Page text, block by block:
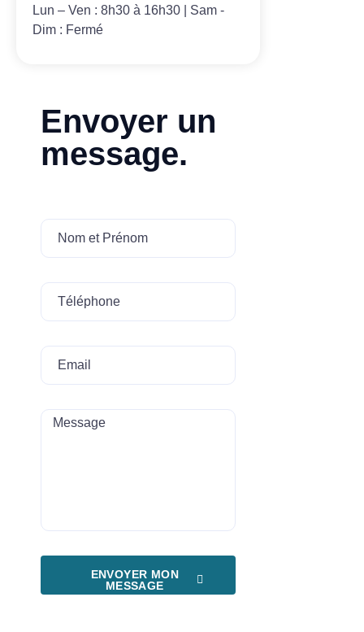
Lun – Ven : 8h30 à 16h30 | Sam -
Dim : Fermé
Envoyer un
message.
ENVOYER MON
MESSAGE